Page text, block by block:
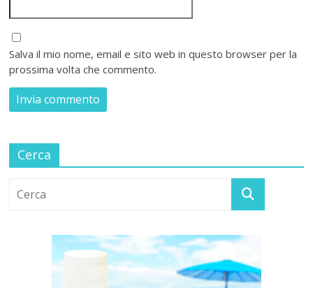
Salva il mio nome, email e sito web in questo browser per la
prossima volta che commento.
Cerca